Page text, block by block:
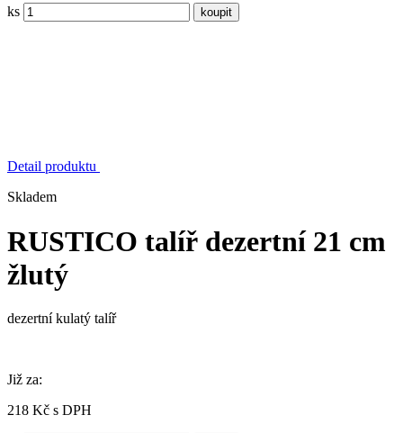
ks
Detail produktu
Skladem
RUSTICO talíř dezertní 21 cm
žlutý
dezertní kulatý talíř
Již za:
218 Kč s DPH